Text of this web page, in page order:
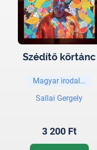
Szédítő körtánc
Magyar irodalom
Sallai Gergely
3 200 Ft